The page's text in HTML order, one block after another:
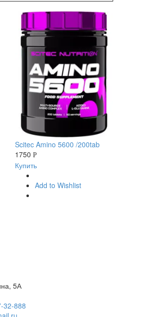
Scitec Amino 5600 /200tab
1750 Р
Купить
Add to Wishlist
5А
32-888